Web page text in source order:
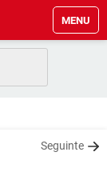
MENU
Seguinte